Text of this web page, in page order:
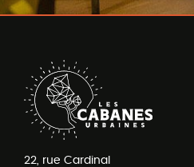
22, rue Cardinal